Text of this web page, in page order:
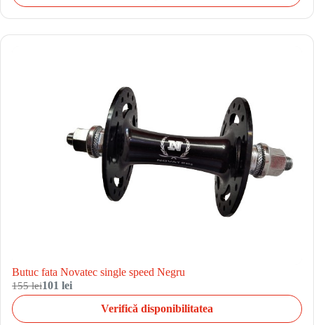
Butuc fata Novatec single speed Negru
155 lei101 lei
Verifică disponibilitatea